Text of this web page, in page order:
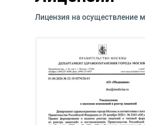
Лицензия на осуществление